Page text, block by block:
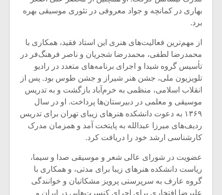
بهاری در کمانچه و جواد معروفی در تئوری موسیقی بهره
برد.
از مهم‌ترین فعالیت‌های هنری این استاد فقید، همکاری با
محمدرضا لطفی، محمدرضا شجریان و ناصر فرهنگ‌فر در
تأسیس گروه شیدا و اجرای برنامه‌های متعدد در رادیو
تلویزیون ملی، جشن هنر شیراز و جشن طوس بود. پس از
انقلاب اسلامی، منظمی به خرم‌آباد بازگشت و به تدریس
موسیقی و معلمی در دبیرستان‌ها پرداخت. او در سال
۱۳۶۹ به دعوت دانشکده هنرهای زیبای تهران برای تدریس
ردیف‌های میرزا عبدالله به پایتخت آمد و همزمان مدرک
کارشناسی ارشد خود را دریافت کرد.
عضویت در شورای عالی شعر و موسیقی صدا و سیما،
ریاست دانشکده هنرهای زیبا برای مدتی، و همکاری با
گروه عارف به سرپرستی پرویز مشکاتیان و خوانندگی
علیرضا افتخاری برای اجرای کنسرت‌هایی در ایران و
میکلوش روژا
متن فیلم «متری
موریس ژار